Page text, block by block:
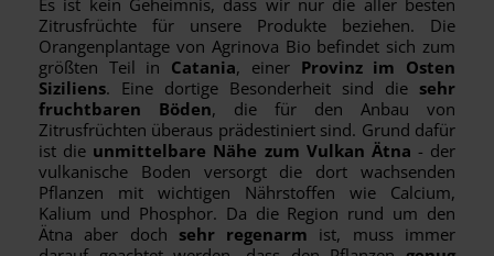
Es ist kein Geheimnis, dass wir nur die aller besten
Zitrusfrüchte für unsere Produkte beziehen. Die
Orangenplantage von Agrinova Bio befindet sich zum
größten Teil in Catania, einer Provinz im Osten
Siziliens. Eine dortige Besonderheit sind die sehr
fruchtbaren Böden, die für den Anbau von
Zitrusfrüchten überaus prädestiniert sind. Grund dafür
ist die unmittelbare Nähe zum Vulkan Ätna - der
vulkanische Boden versorgt die dort wachsenden
Pflanzen mit wichtigen Nährstoffen wie Calcium,
Kalium und Phosphor. Da die Region rund um den
Ätna aber doch sehr regenarm ist, muss immer